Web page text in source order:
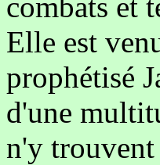
Elle est
prophétisé
d'une
n'y trouvent